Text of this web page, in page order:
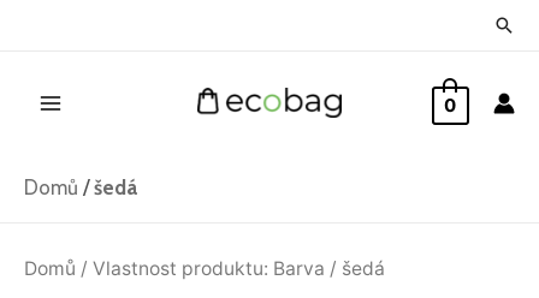
0
Domů /šedá
Domů / Vlastnost produktu: Barva / šedánejnovějších